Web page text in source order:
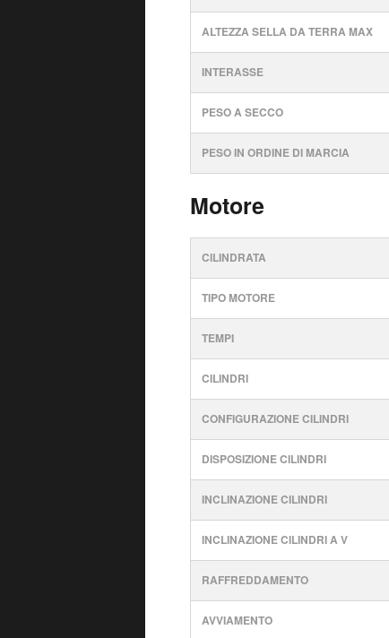
ALTEZZA SELLA DA TERRA MAX
INTERASSE
PESO A SECCO
PESO IN ORDINE DI MARCIA
Motore
CILINDRATA
TIPO MOTORE
TEMPI
CILINDRI
CONFIGURAZIONE CILINDRI
DISPOSIZIONE CILINDRI
INCLINAZIONE CILINDRI
INCLINAZIONE CILINDRI A V
RAFFREDDAMENTO
AVVIAMENTO